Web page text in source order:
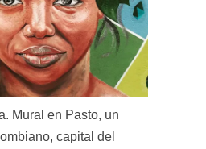
Mural en Pasto, un
capital del